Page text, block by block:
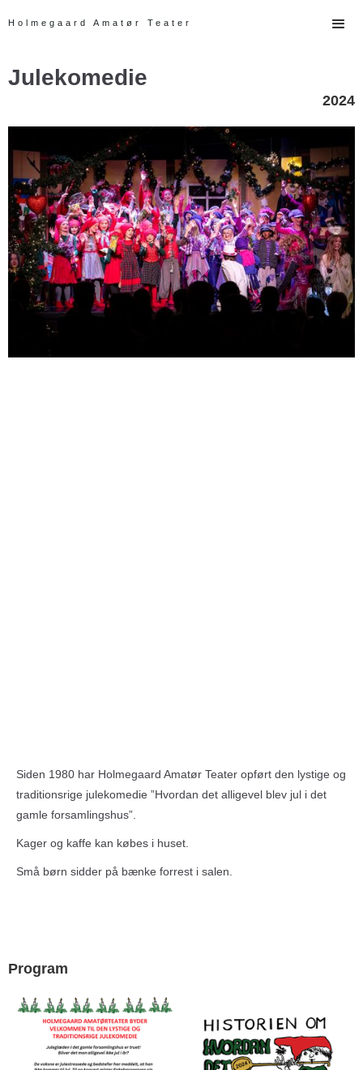
Holmegaard Amatør Teater
Julekomedie
2024
Siden 1980 har Holmegaard Amatør Teater opført den lystige og
traditionsrige julekomedie ”Hvordan det alligevel blev jul i det
gamle forsamlingshus”.
Kager og kaffe kan købes i huset.
Små børn sidder på bænke forrest i salen.
Program